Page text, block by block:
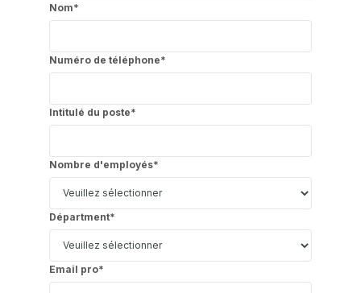
Nom*
Numéro de téléphone*
Intitulé du poste*
Nombre d'employés*
Départment*
Email pro*